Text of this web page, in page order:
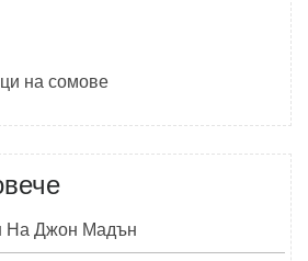
на сомове
Джон Мадън